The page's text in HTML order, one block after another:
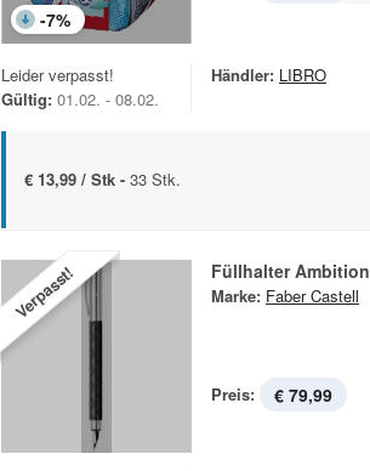
-7%
Leider verpasst!
Gültig: 01.02. - 08.02.
Händler: LIBRO
€ 13,99 / Stk - 33 Stk.
Verpasst! Füllhalter Ambition
Marke: Faber Castell
Preis: € 79,99